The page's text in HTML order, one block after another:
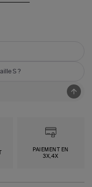
S ?
PAIEMENT EN
3X,4X